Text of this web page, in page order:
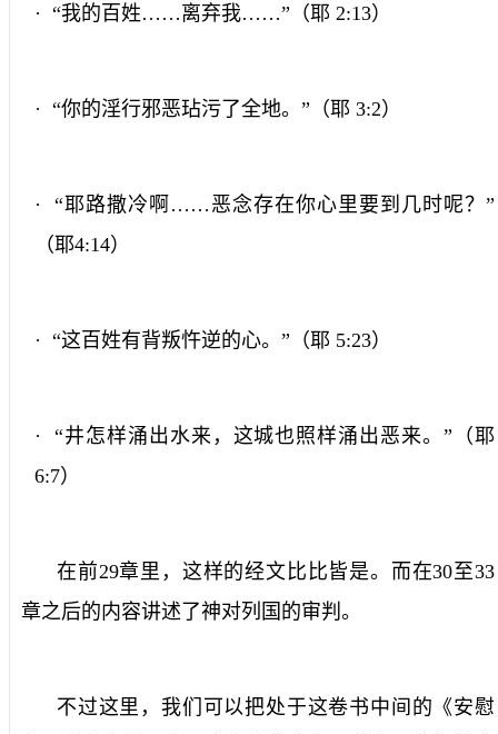
· “我的百姓……离弃我……”（耶 2:13）
· “你的淫行邪恶玷污了全地。”（耶 3:2）
· “耶路撒冷啊……恶念存在你心里要到几时呢？”
（耶4:14）
· “这百姓有背叛忤逆的心。”（耶 5:23）
· “井怎样涌出水来，这城也照样涌出恶来。”（耶
6:7）
在前29章里，这样的经文比比皆是。而在30至33
章之后的内容讲述了神对列国的审判。
不过这里，我们可以把处于这卷书中间的《安慰